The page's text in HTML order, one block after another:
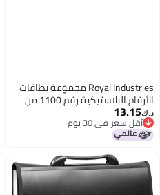
Royal Industries مجموعة بطاقات
الأرقام البلاستيكية رقم 1100 من
بأرقام سوداء
د.ك‏13.15
أقل سعر في 30 يوم
أقل سعر في 30 يوم